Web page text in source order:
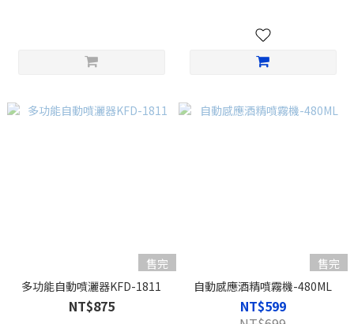
售完
多功能自動噴灑器KFD-1811
NT$875
售完
自動感應酒精噴霧機-480ML
NT$599